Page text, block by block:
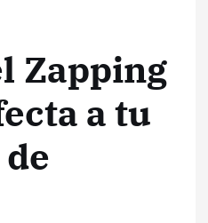
Zapping
a tu